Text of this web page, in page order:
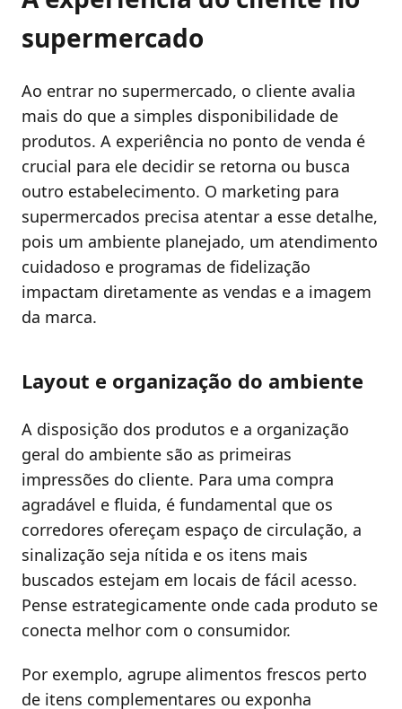
supermercado
Ao entrar no supermercado, o cliente avalia
mais do que a simples disponibilidade de
produtos. A experiência no ponto de venda é
crucial para ele decidir se retorna ou busca
outro estabelecimento. O marketing para
supermercados precisa atentar a esse detalhe,
pois um ambiente planejado, um atendimento
cuidadoso e programas de fidelização
impactam diretamente as vendas e a imagem
da marca.
Layout e organização do ambiente
A disposição dos produtos e a organização
geral do ambiente são as primeiras
impressões do cliente. Para uma compra
agradável e fluida, é fundamental que os
corredores ofereçam espaço de circulação, a
sinalização seja nítida e os itens mais
buscados estejam em locais de fácil acesso.
Pense estrategicamente onde cada produto se
conecta melhor com o consumidor.
Por exemplo, agrupe alimentos frescos perto
de itens complementares ou exponha